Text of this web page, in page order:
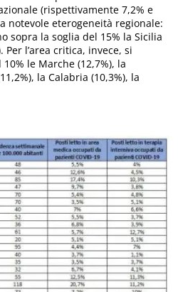
(rispettivamente 7,2% e
notevole eterogeneità regionale:
sopra la soglia del 15% la Sicilia
Per l’area critica, invece, si
le Marche (12,7%), la
la Calabria (10,3%), la